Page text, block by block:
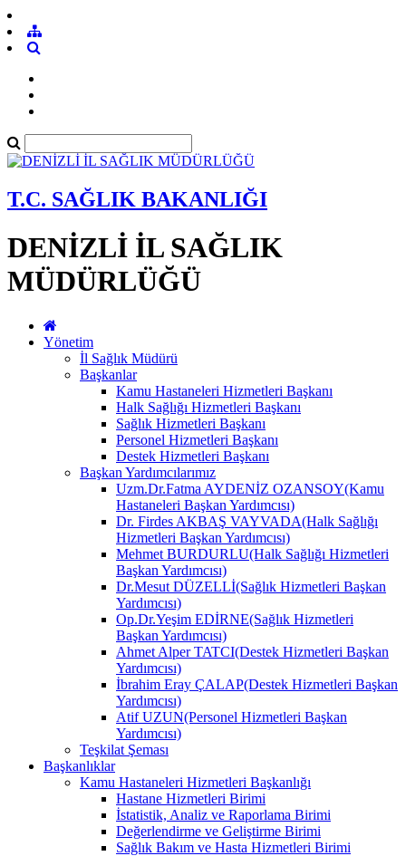
T.C. SAĞLIK BAKANLIĞI
DENİZLİ İL SAĞLIK
MÜDÜRLÜĞÜ
Yönetim
İl Sağlık Müdürü
Başkanlar
Kamu Hastaneleri Hizmetleri Başkanı
Halk Sağlığı Hizmetleri Başkanı
Sağlık Hizmetleri Başkanı
Personel Hizmetleri Başkanı
Destek Hizmetleri Başkanı
Başkan Yardımcılarımız
Uzm.Dr.Fatma AYDENİZ OZANSOY(Kamu
Hastaneleri Başkan Yardımcısı)
Dr. Firdes AKBAŞ VAYVADA(Halk Sağlığı
Hizmetleri Başkan Yardımcısı)
Mehmet BURDURLU(Halk Sağlığı Hizmetleri
Başkan Yardımcısı)
Dr.Mesut DÜZELLİ(Sağlık Hizmetleri Başkan
Yardımcısı)
Op.Dr.Yeşim EDİRNE(Sağlık Hizmetleri
Başkan Yardımcısı)
Ahmet Alper TATCI(Destek Hizmetleri Başkan
Yardımcısı)
İbrahim Eray ÇALAP(Destek Hizmetleri Başkan
Yardımcısı)
Atif UZUN(Personel Hizmetleri Başkan
Yardımcısı)
Teşkilat Şeması
Başkanlıklar
Kamu Hastaneleri Hizmetleri Başkanlığı
Hastane Hizmetleri Birimi
İstatistik, Analiz ve Raporlama Birimi
Değerlendirme ve Geliştirme Birimi
Sağlık Bakım ve Hasta Hizmetleri Birimi